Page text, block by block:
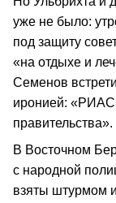
уже не было:
под защиту
«на отдыхе и
Семенов
иронией: «РИАС
правительства».
В Восточном
с народной
взяты штурмом